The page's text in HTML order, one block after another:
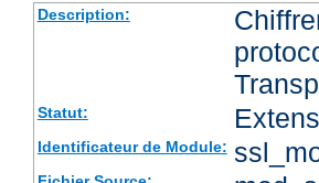
Description:
Statut:
Identificateur de Module: